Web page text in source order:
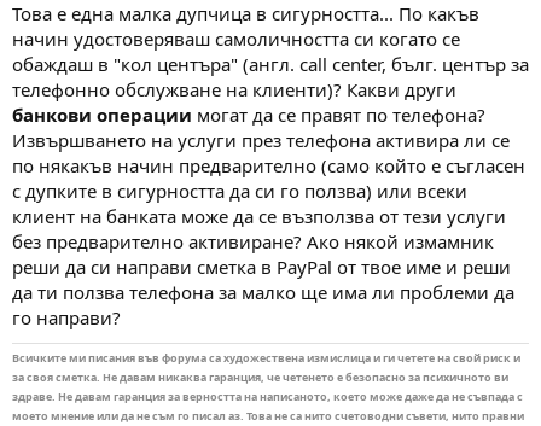
Това е една малка дупчица в сигурността... По какъв
начин удостоверяваш самоличността си когато се
обаждаш в "кол центъра" (англ. call center, бълг. център за
телефонно обслужване на клиенти)? Какви други
банкови операции могат да се правят по телефона?
Извършването на услуги през телефона активира ли се
по някакъв начин предварително (само който е съгласен
с дупките в сигурността да си го ползва) или всеки
клиент на банката може да се възползва от тези услуги
без предварително активиране? Ако някой измамник
реши да си направи сметка в PayPal от твое име и реши
да ти ползва телефона за малко ще има ли проблеми да
го направи?
Всичките ми писания във форума са художествена измислица и ги четете на свой риск и
за своя сметка. Не давам никаква гаранция, че четенето е безопасно за психичното ви
здраве. Не давам гаранция за верността на написаното, което може даже да не съвпада с
моето мнение или да не съм го писал аз. Това не са нито счетоводни съвети, нито правни